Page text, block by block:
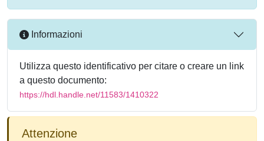
Informazioni
Utilizza questo identificativo per citare o creare un link
a questo documento:
https://hdl.handle.net/11583/1410322
Attenzione